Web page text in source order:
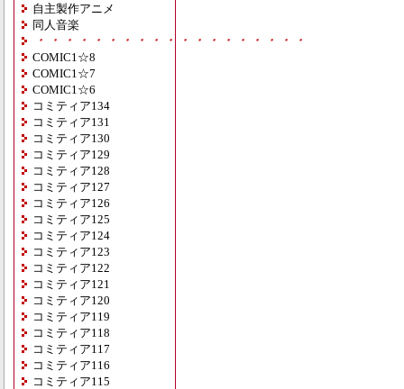
自主製作アニメ
同人音楽
・・・・・・・・・・・・・・・・・・・
COMIC1☆8
COMIC1☆7
COMIC1☆6
コミティア134
コミティア131
コミティア130
コミティア129
コミティア128
コミティア127
コミティア126
コミティア125
コミティア124
コミティア123
コミティア122
コミティア121
コミティア120
コミティア119
コミティア118
コミティア117
コミティア116
コミティア115